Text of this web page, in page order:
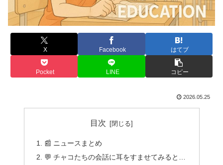
X Facebook はてブ
Pocket LINE コピー
2026.05.25
目次
📰 ニュースまとめ
💬 チャコたちの会話に耳をすませてみると…